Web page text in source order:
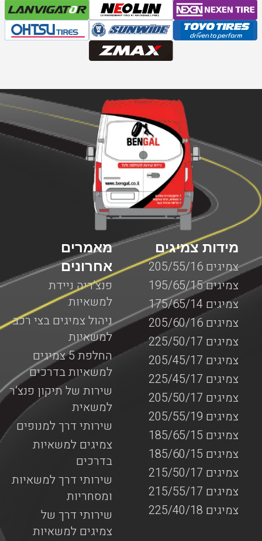
מאמרים
אחרונים
פנצ’ריה ניידת
למשאיות
ניהול צמיגים בצי רכב
למשאיות
החלפת 5 צמיגים
למשאיות בדרכים
שירות של תיקון פנצ’ר
למשאית
שירותי דרך למנופים
צמיגים למשאיות
בדרכים
שירותי דרך למשאיות
ומסחריות
שירותי דרך של
צמיגים למשאיות
מידות צמיגים
צמיגים 205/55/16
צמיגים 195/65/15
צמיגים 175/65/14
צמיגים 205/60/16
צמיגים 225/50/17
צמיגים 205/45/17
צמיגים 225/45/17
צמיגים 205/50/17
צמיגים 205/55/19
צמיגים 185/65/15
צמיגים 185/60/15
צמיגים 215/50/17
צמיגים 215/55/17
צמיגים 225/40/18